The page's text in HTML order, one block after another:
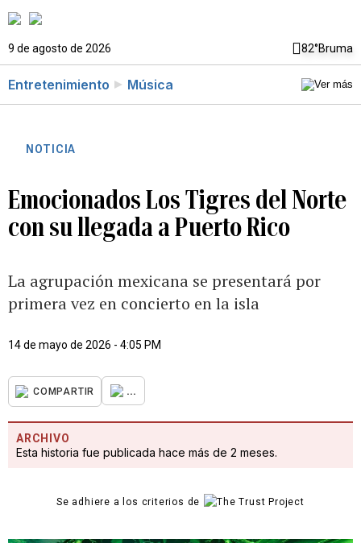
9 de agosto de 2026 82°Bruma
Entretenimiento Música
NOTICIA
Emocionados Los Tigres del Norte
con su llegada a Puerto Rico
La agrupación mexicana se presentará por
primera vez en concierto en la isla
14 de mayo de 2026 - 4:05 PM
COMPARTIR ...
ARCHIVO
Esta historia fue publicada hace más de 2 meses.
Se adhiere a los criterios de